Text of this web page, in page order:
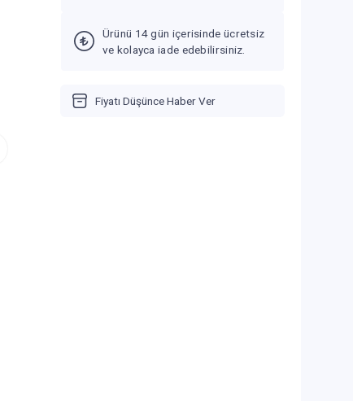
Ürünü 14 gün içerisinde ücretsiz
ve kolayca iade edebilirsiniz.
Fiyatı Düşünce Haber Ver